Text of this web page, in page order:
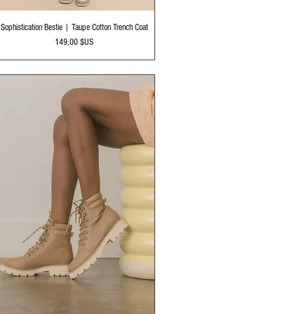
Aperçu rapide
Sophistication Bestie | Taupe Cotton Trench Coat
Prix
149,00 $US